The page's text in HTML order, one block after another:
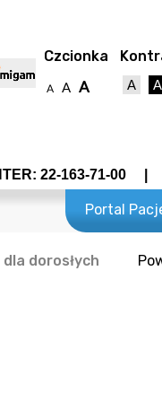
Czcionka
A A A A A
163-71-00 | Nocna
Portal
dorosłych